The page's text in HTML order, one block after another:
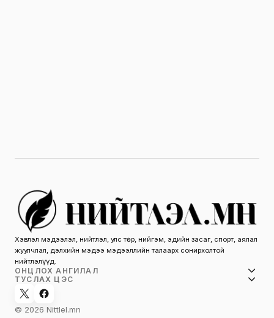
Хэвлэл мэдээлэл, нийтлэл, улс төр, нийгэм, эдийн засаг, спорт, аялал
жуулчлал, дэлхийн мэдээ мэдээллийн талаарх сонирхолтой
нийтлэлүүд.
ОНЦЛОХ АНГИЛАЛ
ТУСЛАХ ЦЭС
© 2026 Nittlel.mn